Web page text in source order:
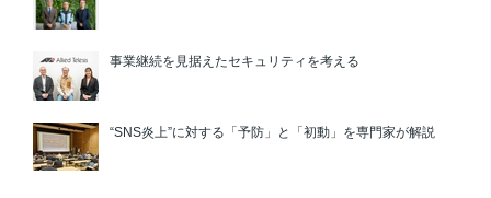
事業継続を見据えたセキュリティを考える
“SNS炎上”に対する「予防」と「初動」を専門家が解説